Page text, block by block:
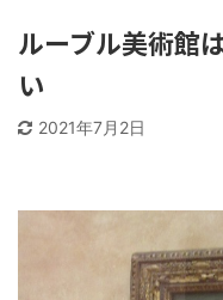
ルーブル美術館
い
2021年7月2日